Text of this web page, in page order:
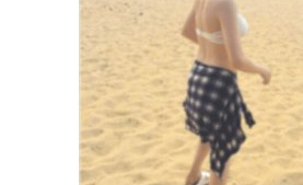
antiaging/wp-